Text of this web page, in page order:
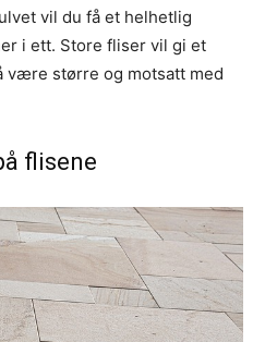
vil du få et helhetlig
i ett. Store fliser vil gi et
være større og motsatt med
flisene